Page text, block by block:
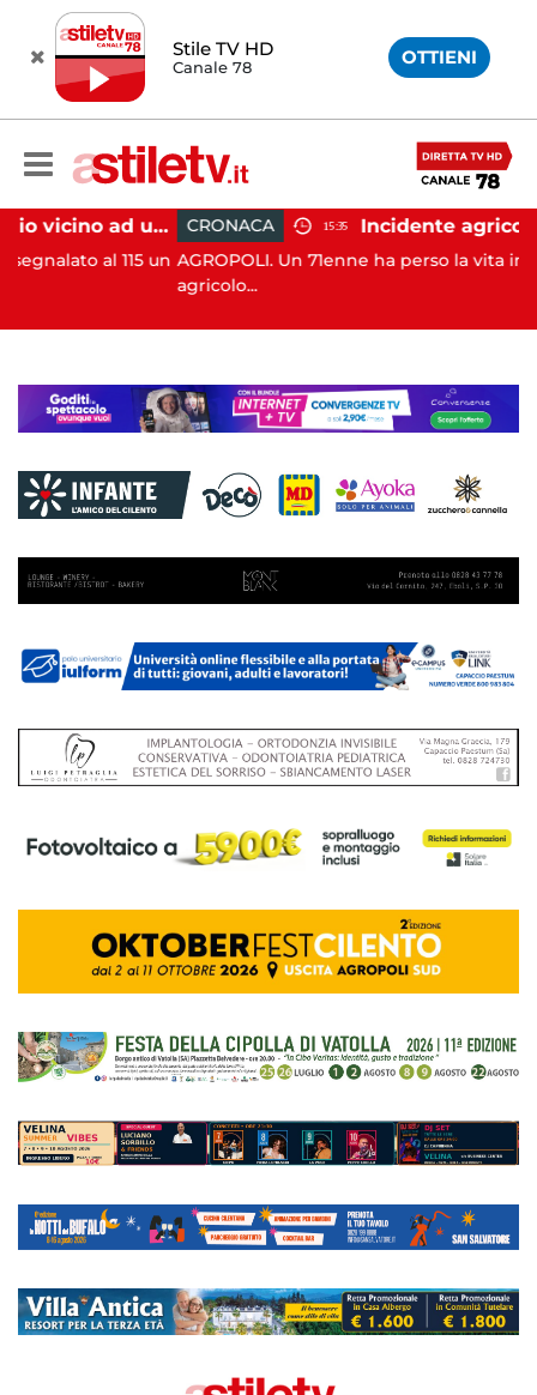
Stile TV HD
Canale 78 OTTIENI
Salerno, incendio vicino ad un traliccio: tempestivi i soccorsi
115 un
CRONACA 15:35
AGROPOLI. Un 71enne ha perso la vita in un